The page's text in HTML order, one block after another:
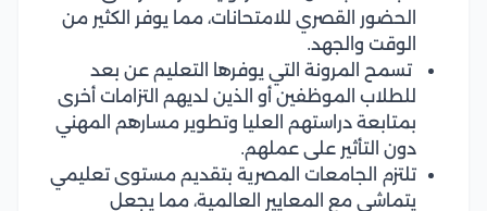
الحضور القصري للامتحانات، مما يوفر الكثير من
الوقت والجهد.
تسمح المرونة التي يوفرها التعليم عن بعد
للطلاب الموظفين أو الذين لديهم التزامات أخرى
بمتابعة دراستهم العليا وتطوير مسارهم المهني
دون التأثير على عملهم.
تلتزم الجامعات المصرية بتقديم مستوى تعليمي
يتماشى مع المعايير العالمية، مما يجعل